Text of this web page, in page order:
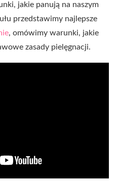
jakie panują na naszym
przedstawimy najlepsze
, omówimy warunki, jakie
zasady pielęgnacji.